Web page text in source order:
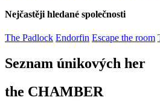
Nejčastěji hledané společnosti
The Padlock Endorfin Escape the room
Seznam únikových her
the CHAMBER